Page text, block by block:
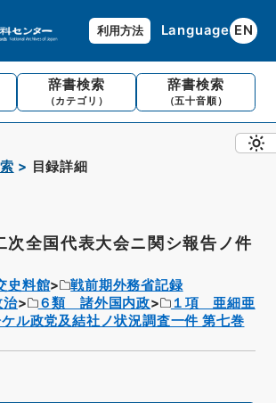
利用方法 Language EN
辞書検索
（カテゴリ）
辞書検索
（五十音順）
目録詳細
次全国代表大会ニ関シ報告ノ件
史料館
戦前期外務省記録
６類 諸外国内政
１項 亜細亜
ル政党及結社ノ状況調査一件 第七巻